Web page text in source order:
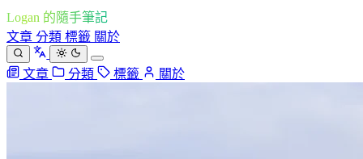
Logan 的隨手筆記
文章 分類 標籤 關於
文章 分類 標籤 關於